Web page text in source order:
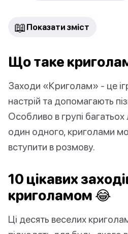
📖 Показати зміст
Що таке
Заходи «Криголам» - це
настрій та допомагають
Особливо в групі
один одного, криголами
вступити в розмову.
10 цікавих
криголамом 😂
Ці десять веселих